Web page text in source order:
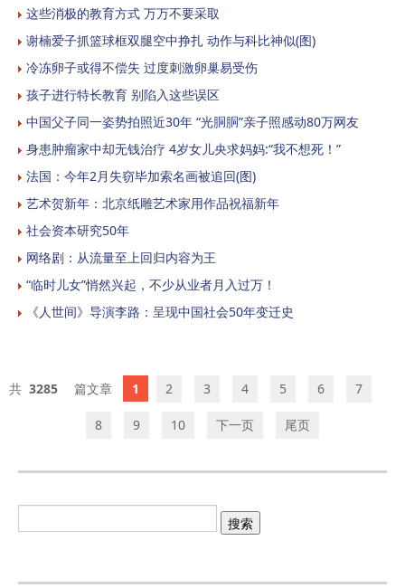
这些消极的教育方式 万万不要采取
谢楠爱子抓篮球框双腿空中挣扎 动作与科比神似(图)
冷冻卵子或得不偿失 过度刺激卵巢易受伤
孩子进行特长教育 别陷入这些误区
中国父子同一姿势拍照近30年 “光胴胴”亲子照感动80万网友
身患肿瘤家中却无钱治疗 4岁女儿央求妈妈:“我不想死！”
法国：今年2月失窃毕加索名画被追回(图)
艺术贺新年：北京纸雕艺术家用作品祝福新年
社会资本研究50年
网络剧：从流量至上回归内容为王
“临时儿女”悄然兴起，不少从业者月入过万！
《人世间》导演李路：呈现中国社会50年变迁史
3285 1 2 3 4 5 6 7
8 9 10 下一页 尾页